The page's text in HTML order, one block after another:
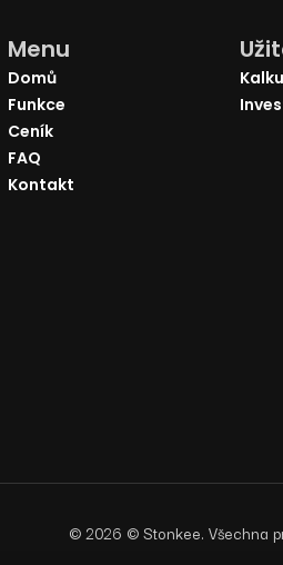
Menu
Domů
Funkce
Ceník
FAQ
Kontakt
©2026 © Stonkee. Všechna